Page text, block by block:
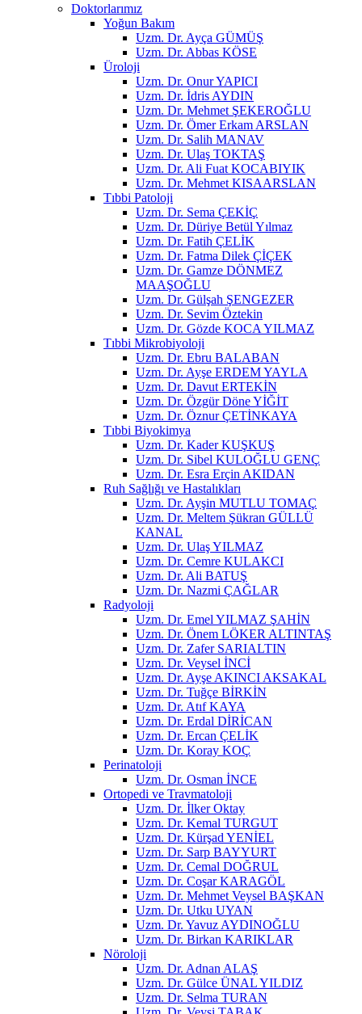
Doktorlarımız
Yoğun Bakım
Uzm. Dr. Ayça GÜMÜŞ
Uzm. Dr. Abbas KÖSE
Üroloji
Uzm. Dr. Onur YAPICI
Uzm. Dr. İdris AYDIN
Uzm. Dr. Mehmet ŞEKEROĞLU
Uzm. Dr. Ömer Erkam ARSLAN
Uzm. Dr. Salih MANAV
Uzm. Dr. Ulaş TOKTAŞ
Uzm. Dr. Ali Fuat KOCABIYIK
Uzm. Dr. Mehmet KISAARSLAN
Tıbbi Patoloji
Uzm. Dr. Sema ÇEKİÇ
Uzm. Dr. Düriye Betül Yılmaz
Uzm. Dr. Fatih ÇELİK
Uzm. Dr. Fatma Dilek ÇİÇEK
Uzm. Dr. Gamze DÖNMEZ
MAAŞOĞLU
Uzm. Dr. Gülşah ŞENGEZER
Uzm. Dr. Sevim Öztekin
Uzm. Dr. Gözde KOCA YILMAZ
Tıbbi Mikrobiyoloji
Uzm. Dr. Ebru BALABAN
Uzm. Dr. Ayşe ERDEM YAYLA
Uzm. Dr. Davut ERTEKİN
Uzm. Dr. Özgür Döne YİĞİT
Uzm. Dr. Öznur ÇETİNKAYA
Tıbbi Biyokimya
Uzm. Dr. Kader KUŞKUŞ
Uzm. Dr. Sibel KULOĞLU GENÇ
Uzm. Dr. Esra Erçin AKIDAN
Ruh Sağlığı ve Hastalıkları
Uzm. Dr. Ayşin MUTLU TOMAÇ
Uzm. Dr. Meltem Şükran GÜLLÜ
KANAL
Uzm. Dr. Ulaş YILMAZ
Uzm. Dr. Cemre KULAKCI
Uzm. Dr. Ali BATUŞ
Uzm. Dr. Nazmi ÇAĞLAR
Radyoloji
Uzm. Dr. Emel YILMAZ ŞAHİN
Uzm. Dr. Önem LÖKER ALTINTAŞ
Uzm. Dr. Zafer SARIALTIN
Uzm. Dr. Veysel İNCİ
Uzm. Dr. Ayşe AKINCI AKSAKAL
Uzm. Dr. Tuğçe BİRKİN
Uzm. Dr. Atıf KAYA
Uzm. Dr. Erdal DİRİCAN
Uzm. Dr. Ercan ÇELİK
Uzm. Dr. Koray KOÇ
Perinatoloji
Uzm. Dr. Osman İNCE
Ortopedi ve Travmatoloji
Uzm. Dr. İlker Oktay
Uzm. Dr. Kemal TURGUT
Uzm. Dr. Kürşad YENİEL
Uzm. Dr. Sarp BAYYURT
Uzm. Dr. Cemal DOĞRUL
Uzm. Dr. Coşar KARAGÖL
Uzm. Dr. Mehmet Veysel BAŞKAN
Uzm. Dr. Utku UYAN
Uzm. Dr. Yavuz AYDINOĞLU
Uzm. Dr. Birkan KARIKLAR
Nöroloji
Uzm. Dr. Adnan ALAŞ
Uzm. Dr. Gülce ÜNAL YILDIZ
Uzm. Dr. Selma TURAN